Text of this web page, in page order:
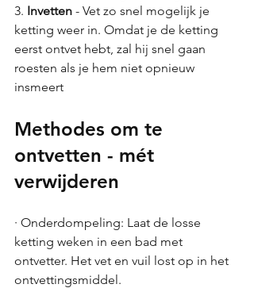
3. Invetten - Vet zo snel mogelijk je
ketting weer in. Omdat je de ketting
eerst ontvet hebt, zal hij snel gaan
roesten als je hem niet opnieuw
insmeert
Methodes om te
ontvetten - mét
verwijderen
· Onderdompeling: Laat de losse
ketting weken in een bad met
ontvetter. Het vet en vuil lost op in het
ontvettingsmiddel.